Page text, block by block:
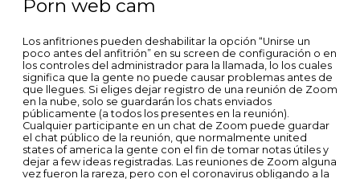
Porn web cam
Los anfitriones pueden deshabilitar la opción “Unirse un
poco antes del anfitrión” en su screen de configuración o en
los controles del administrador para la llamada, lo los cuales
significa que la gente no puede causar problemas antes de
que llegues. Si eliges dejar registro de una reunión de Zoom
en la nube, solo se guardarán los chats enviados
públicamente (a todos los presentes en la reunión).
Cualquier participante en un chat de Zoom puede guardar
el chat público de la reunión, que normalmente united
states of america la gente con el fin de tomar notas útiles y
dejar a few ideas registradas. Las reuniones de Zoom alguna
vez fueron la rareza, pero con el coronavirus obligando a la